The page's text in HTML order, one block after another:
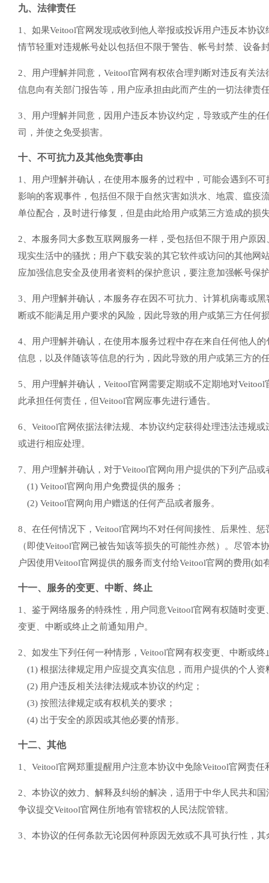
九、法律责任
1、如果Veitool官网发现或收到他人举报或投诉用户违反本协
情节轻重对违规帐号处以包括但不限于警告、帐号封禁、设备
2、用户理解并同意，Veitool官网有权依合理判断对违反有关
信息向有关部门报告等，用户应承担由此而产生的一切法律责
3、用户理解并同意，因用户违反本协议约定，导致或产生的
司，并使之免受损害。
十、不可抗力及其他免责事由
1、用户理解并确认，在使用本服务的过程中，可能会遇到不
影响的客观事件，包括但不限于自然灾害如洪水、地震、瘟疫
单位配合，及时进行修复，但是由此给用户或第三方造成的损
2、本服务同大多数互联网服务一样，受包括但不限于用户原
现实生活中的骚扰；用户下载安装的其它软件或访问的其他网
应加强信息安全及使用者资料的保护意识，要注意加强帐号保
3、用户理解并确认，本服务存在因不可抗力、计算机病毒或
断或不能满足用户要求的风险，因此导致的用户或第三方任何
4、用户理解并确认，在使用本服务过程中存在来自任何他人
信息，以及伴随该等信息的行为，因此导致的用户或第三方的
5、用户理解并确认，Veitool官网需要定期或不定期地对
此承担任何责任，但Veitool官网应事先进行通告。
6、Veitool官网依据法律法规、本协议约定获得处理违法违规
或进行相应处理。
7、用户理解并确认，对于Veitool官网向用户提供的下列产品
(1) Veitool官网向用户免费提供的服务；
(2) Veitool官网向用户赠送的任何产品或者服务。
8、在任何情况下，Veitool官网均不对任何间接性、后果性、
（即使Veitool官网已被告知该等损失的可能性亦然）。尽管
户因使用Veitool官网提供的服务而支付给Veitool官网的费用(如
十一、服务的变更、中断、终止
1、鉴于网络服务的特殊性，用户同意Veitool官网有权随时变
变更、中断或终止之前通知用户。
2、如发生下列任何一种情形，Veitool官网有权变更、中断或
(1) 根据法律规定用户应提交真实信息，而用户提供的个人
(2) 用户违反相关法律法规或本协议的约定；
(3) 按照法律规定或有权机关的要求；
(4) 出于安全的原因或其他必要的情形。
十二、其他
1、Veitool官网郑重提醒用户注意本协议中免除Veitool官网责
2、本协议的效力、解释及纠纷的解决，适用于中华人民共和
争议提交Veitool官网住所地有管辖权的人民法院管辖。
3、本协议的任何条款无论因何种原因无效或不具可执行性，